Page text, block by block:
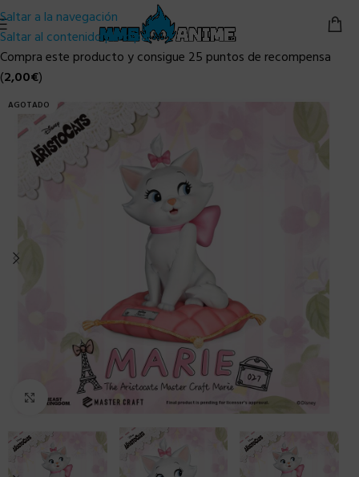
Saltar a la navegación
Saltar al contenido principal
Compra este producto y consigue 25 puntos de recompensa
(2,00€)
AGOTADO
Clic para ampliar